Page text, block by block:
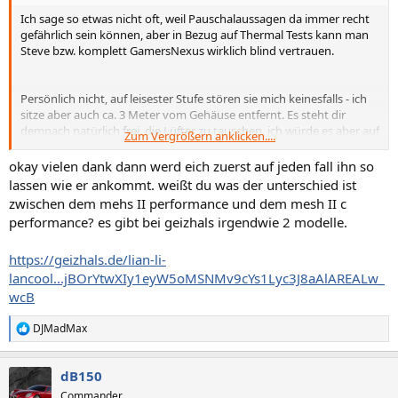
Ich sage so etwas nicht oft, weil Pauschalaussagen da immer recht
gefährlich sein können, aber in Bezug auf Thermal Tests kann man
Steve bzw. komplett GamersNexus wirklich blind vertrauen.
Persönlich nicht, auf leisester Stufe stören sie mich keinesfalls - ich
sitze aber auch ca. 3 Meter vom Gehäuse entfernt. Es steht dir
demnach natürlich frei, die Lüfter zu tauschen, ich würde es aber auf
jeden Fall erst einmal so probieren.
Naja, da gibt's schon nen Unterschied zwischen 200 Watt (die meine
Palit 3060 Ti Dual V1 exakt einhält) und zwischen 350 Watt aufwärts
bei einer RTX 3080. Auch hier hat aber GamersNexus eindrucksvoll
Original-Kühler der 3080 FE) keinesfalls für Probleme bei der CPU,
dem RAM oder den VRMs sorgt.
Bei einem Custom Modell wird die Luft ja erst einmal von "egal wo"
in vertikaler Richtung nach oben auf die Grafikkarte gepresst,
wonach die Luft dann erneut "irgendwo" hin entweicht.
Das ist so natürlich kein sauberer Luftstrom, aber auch hier würde
ich erst einmal ganz entspannt abwarten und das ganze mit der
Zum Vergrößern anklicken....
okay vielen dank dann werd eich zuerst auf jeden fall ihn so
lassen wie er ankommt. weißt du was der unterschied ist
zwischen dem mehs II performance und dem mesh II c
performance? es gibt bei geizhals irgendwie 2 modelle.
https://geizhals.de/lian-li-
lancool...jBOrYtwXIy1eyW5oMSNMv9cYs1Lyc3J8aAlAREALw_
wcB
R
e
k
t
DJMadMax
dB150